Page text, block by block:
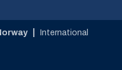
International